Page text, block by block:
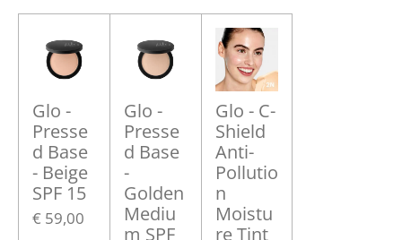
Glo -
Presse
d Base
- Beige
SPF 15
€ 59,00
Glo -
Presse
d Base
-
Golden
Mediu
m SPF
Glo - C-
Shield
Anti-
Pollutio
n
Moistu
re Tint